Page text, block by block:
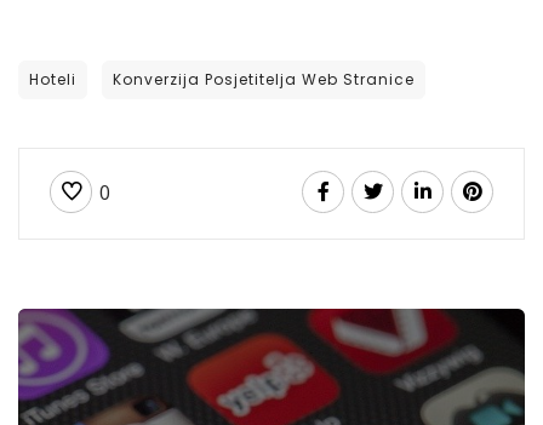
Hoteli Konverzija Posjetitelja Web Stranice
0